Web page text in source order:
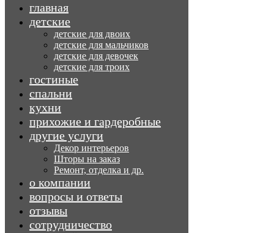
главная
детские
детские для двоих
детские для мальчиков
детские для девочек
детские для троих
гостиные
спальни
кухни
прихожие и гардеробные
другие услуги
Декор интерьеров
Шторы на заказ
Ремонт, отделка и др.
о компании
вопросы и ответы
отзывы
сотрудничество